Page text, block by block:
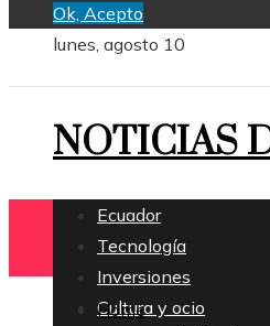
Ok, Acepto
lunes, agosto 10
NOTICIAS
Ecuador
Tecnología
Inversiones
Cultura y ocio
Home